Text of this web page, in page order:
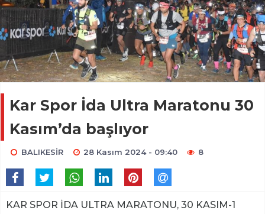
Kar Spor İda Ultra Maratonu 30
Kasım’da başlıyor
BALIKESİR 28 Kasım 2024 - 09:40 8
KAR SPOR İDA ULTRA MARATONU, 30 KASIM-1